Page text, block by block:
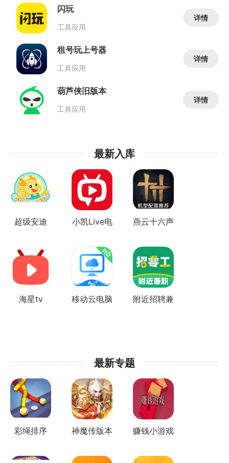
闪玩
工具应用
详情
租号玩上号器
工具应用
详情
葫芦侠旧版本
工具应用
详情
最新入库
超级安迪
小凯Live电
燕云十六声
荐
海星tv
移动云电脑
附近招聘兼
最新专题
彩绳排序
版本
神魔传版本
赚钱小游戏